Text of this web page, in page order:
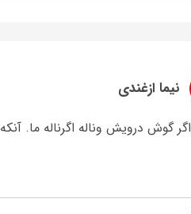
نیما ازغندی
گوش درویش وناله اگرناله ما.